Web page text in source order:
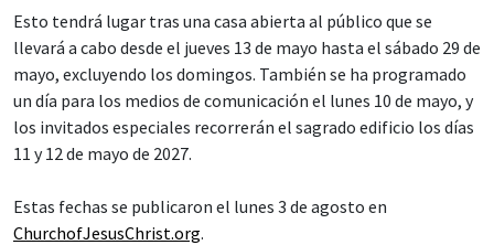
Esto tendrá lugar tras una casa abierta al público que se
llevará a cabo desde el jueves 13 de mayo hasta el sábado 29 de
mayo, excluyendo los domingos. También se ha programado
un día para los medios de comunicación el lunes 10 de mayo, y
los invitados especiales recorrerán el sagrado edificio los días
11 y 12 de mayo de 2027.
Estas fechas se publicaron el lunes 3 de agosto en
ChurchofJesusChrist.org.